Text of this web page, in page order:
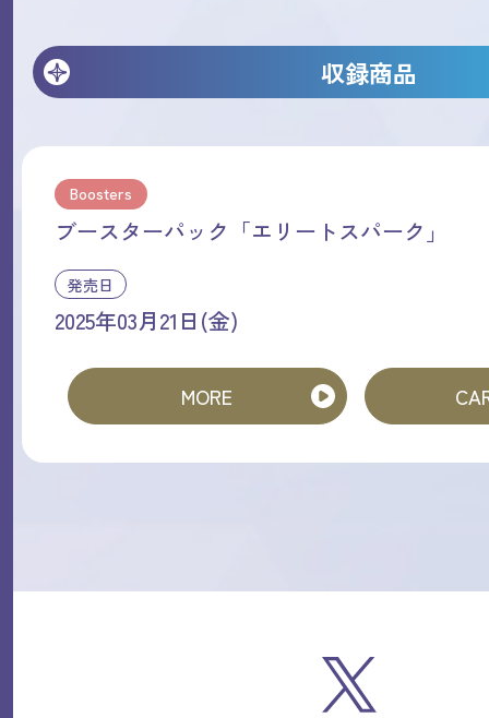
収録商品
Boosters
ブースターパック「エリートスパーク」
発売日
2025年03月21日(金)
MORE